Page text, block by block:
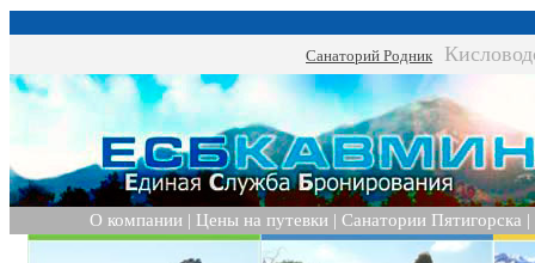
Санаторий Родник
О компании | Цены на путевки | Санатории Пятигорска |